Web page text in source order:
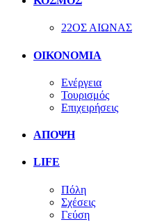
22ΟΣ ΑΙΩΝΑΣ
ΟΙΚΟΝΟΜΙΑ
Ενέργεια
Τουρισμός
Επιχειρήσεις
ΑΠΟΨΗ
LIFE
Πόλη
Σχέσεις
Γεύση